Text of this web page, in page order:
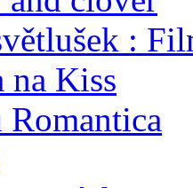
:
na Kiss
Romantica